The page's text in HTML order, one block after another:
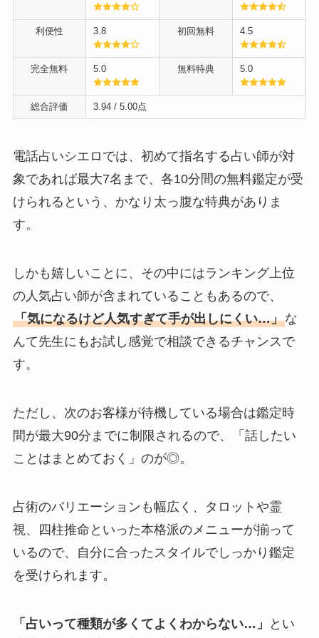
利便性 3.8 初回無料 4.5
完全無料 5.0 無料特典 5.0
総合評価 3.94/ 5.00点
電話占いシエロでは、初めて指名する占い師が対
象であれば最大7名まで、各10分間の無料鑑定が受
けられるという、かなり太っ腹な特典がありま
す。
しかも嬉しいことに、その中にはランキング上位
の人気占い師が含まれていることもあるので、
「気になるけど人気すぎて手が出しにくい…」な
んて先生にもお試し感覚で相談できるチャンスで
す。
ただし、次のお客様が待機している場合は鑑定時
間が最大90分までに制限されるので、「話したい
ことはまとめておく」のが◎。
占術のバリエーションも幅広く、タロットや霊
視、四柱推命といった本格派のメニューが揃って
いるので、自分に合ったスタイルでしっかり鑑定
を受けられます。
「占いって種類が多くてよくわからない…」
とい